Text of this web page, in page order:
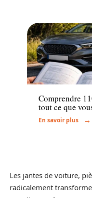
Administratif
Comprendre
tout ce que
En savoir plus
Les jantes de voiture,
radicalement